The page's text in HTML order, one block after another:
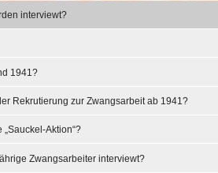
interviewt?
1941?
Rekrutierung zur Zwangsarbeit ab 1941?
Aktion“?
Zwangsarbeiter interviewt?